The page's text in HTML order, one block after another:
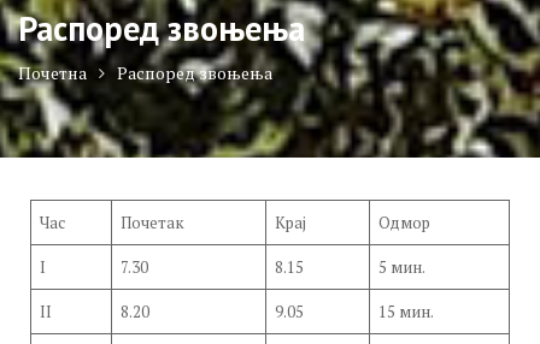
Распоред звоњења
Почетна Распоред звоњења
Час Почетак Крај Одмор
I 7.30 8.15 5 мин.
II 8.20 9.05 15 мин.